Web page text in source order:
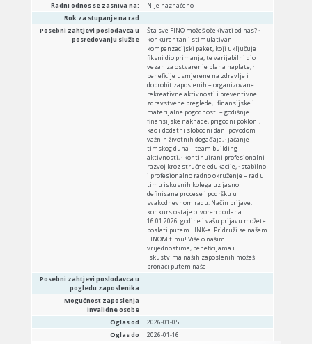
Radni odnos se zasniva na:
Nije naznačeno
Rok za stupanje na rad
Posebni zahtjevi poslodavca u
posredovanju službe
Šta sve FINO možeš očekivati od nas? ·
konkurentan i stimulativan
kompenzacijski paket, koji uključuje
fiksni dio primanja, te varijabilni dio
vezan za ostvarenje plana naplate, ·
beneficije usmjerene na zdravlje i
dobrobit zaposlenih – organizovane
rekreativne aktivnosti i preventivne
zdravstvene preglede, · finansijske i
materijalne pogodnosti – godišnje
finansijske naknade, prigodni pokloni,
kao i dodatni slobodni dani povodom
važnih životnih događaja, · jačanje
timskog duha – team building
aktivnosti, · kontinuirani profesionalni
razvoj kroz stručne edukacije, · stabilno
i profesionalno radno okruženje – rad u
timu iskusnih kolega uz jasno
definisane procese i podršku u
svakodnevnom radu. Način prijave:
konkurs ostaje otvoren do dana
16.01.2026. godine i vašu prijavu možete
poslati putem LINK-a. Pridruži se našem
FINOM timu! Više o našim
vrijednostima, beneficijama i
iskustvima naših zaposlenih možeš
pronaći putem naše
Posebni zahtjevi poslodavca u
pogledu zaposlenika
Mogućnost zaposlenja
invalidne osobe
Oglas od
2026-01-05
Oglas do
2026-01-16